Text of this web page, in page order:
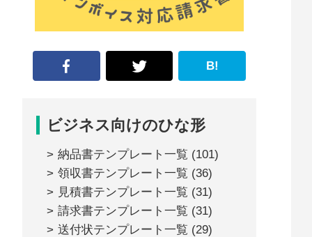
ジ
ャ
ー
ナ
B!
ビジネス向けのひな形
納品書テンプレート一覧 (101)
領収書テンプレート一覧 (36)
見積書テンプレート一覧 (31)
請求書テンプレート一覧 (31)
送付状テンプレート一覧 (29)